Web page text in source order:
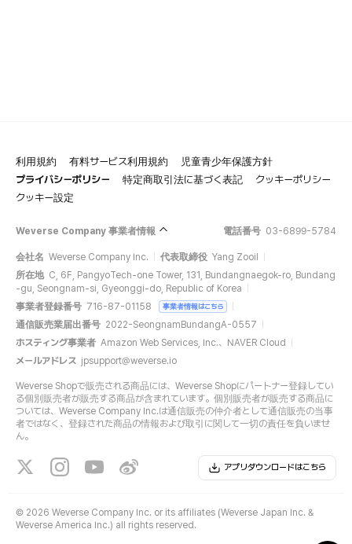
利用規約 有料サービス利用規約
児童青少年保護方針
プライバシーポリシー
特定商取引法に基づく表記
クッキーポリシー
クッキー設定
Weverse Company 事業者情報 電話番号 03-6899-5784
会社名 Weverse Company Inc. 代表取締役 Yang Zooil
所在地 C, 6F, PangyoTech-one Tower, 131, Bundangnaegok-ro, Bundang
-gu, Seongnam-si, Gyeonggi-do, Republic of Korea
事業者登録番号 716-87-01158 事業者情報はこちら
通信販売業届出番号 2022-SeongnamBundangA-0557
ホスティング事業者 Amazon Web Services, Inc.、NAVER Cloud
メールアドレス jpsupport@weverse.io
Weverse Shopで販売される商品には、Weverse Shopにパートナー登録してい
る個別販売者が販売する商品が含まれています。個別販売者が販売する商品に
ついては、Weverse Company Inc.は通信販売の仲介者として通信販売の当事
者ではなく、登録された商品の情報および取引に関して一切の責任を負いませ
ん。
アプリダウンロードはこちら
© 2026 Weverse Company Inc. or its affiliates (Weverse Japan Inc. &
Weverse America Inc.) all rights reserved.